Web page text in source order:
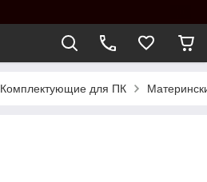
Комплектующие для ПК